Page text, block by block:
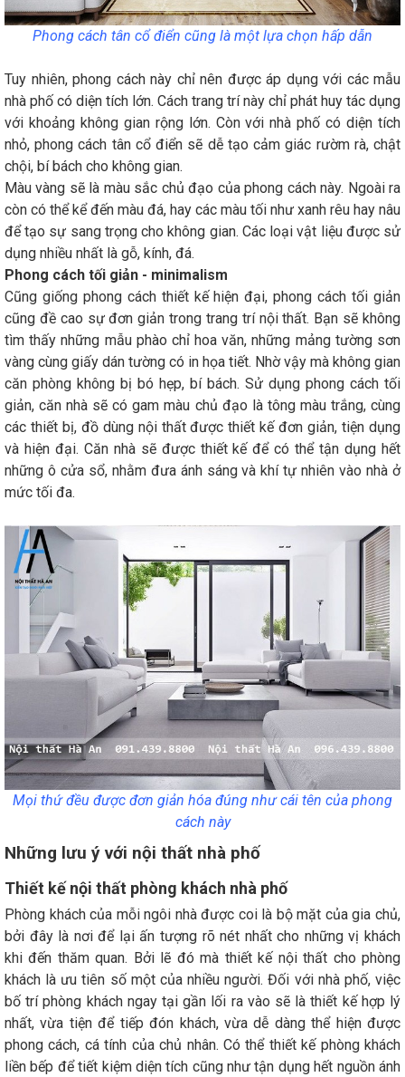
Phong cách tân cổ điển cũng là một lựa chọn hấp dẫn
Tuy nhiên, phong cách này chỉ nên được áp dụng với các mẫu
nhà phố có diện tích lớn. Cách trang trí này chỉ phát huy tác dụng
với khoảng không gian rộng lớn. Còn với nhà phố có diện tích
nhỏ, phong cách tân cổ điển sẽ dễ tạo cảm giác rườm rà, chật
chội, bí bách cho không gian.
Màu vàng sẽ là màu sắc chủ đạo của phong cách này. Ngoài ra
còn có thể kể đến màu đá, hay các màu tối như xanh rêu hay nâu
để tạo sự sang trọng cho không gian. Các loại vật liệu được sử
dụng nhiều nhất là gỗ, kính, đá.
Phong cách tối giản - minimalism
Cũng giống phong cách thiết kế hiện đại, phong cách tối giản
cũng đề cao sự đơn giản trong trang trí nội thất. Bạn sẽ không
tìm thấy những mẫu phào chỉ hoa văn, những mảng tường sơn
vàng cùng giấy dán tường có in họa tiết. Nhờ vậy mà không gian
căn phòng không bị bó hẹp, bí bách. Sử dụng phong cách tối
giản, căn nhà sẽ có gam màu chủ đạo là tông màu trắng, cùng
các thiết bị, đồ dùng nội thất được thiết kế đơn giản, tiện dụng
và hiện đại. Căn nhà sẽ được thiết kế để có thể tận dụng hết
những ô cửa sổ, nhằm đưa ánh sáng và khí tự nhiên vào nhà ở
mức tối đa.
Mọi thứ đều được đơn giản hóa đúng như cái tên của phong
cách này
Những lưu ý với nội thất nhà phố
Thiết kế nội thất phòng khách nhà phố
Phòng khách của mỗi ngôi nhà được coi là bộ mặt của gia chủ,
bởi đây là nơi để lại ấn tượng rõ nét nhất cho những vị khách
khi đến thăm quan. Bởi lẽ đó mà thiết kế nội thất cho phòng
khách là ưu tiên số một của nhiều người. Đối với nhà phố, việc
bố trí phòng khách ngay tại gần lối ra vào sẽ là thiết kế hợp lý
nhất, vừa tiện để tiếp đón khách, vừa dễ dàng thể hiện được
phong cách, cá tính của chủ nhân. Có thể thiết kế phòng khách
liền bếp để tiết kiệm diện tích cũng như tận dụng hết nguồn ánh